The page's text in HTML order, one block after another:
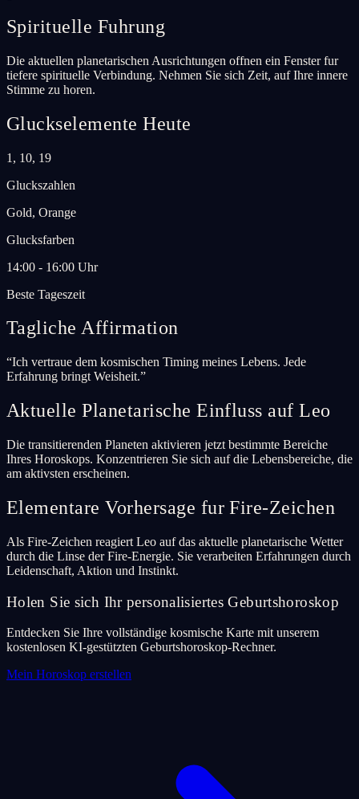
Spirituelle Fuhrung
Die aktuellen planetarischen Ausrichtungen offnen ein Fenster fur
tiefere spirituelle Verbindung. Nehmen Sie sich Zeit, auf Ihre innere
Stimme zu horen.
Gluckselemente Heute
1, 10, 19
Gluckszahlen
Gold, Orange
Glucksfarben
14:00 - 16:00 Uhr
Beste Tageszeit
Tagliche Affirmation
“Ich vertraue dem kosmischen Timing meines Lebens. Jede
Erfahrung bringt Weisheit.”
Aktuelle Planetarische Einfluss auf Leo
Die transitierenden Planeten aktivieren jetzt bestimmte Bereiche
Ihres Horoskops. Konzentrieren Sie sich auf die Lebensbereiche, die
am aktivsten erscheinen.
Elementare Vorhersage fur Fire-Zeichen
Als Fire-Zeichen reagiert Leo auf das aktuelle planetarische Wetter
durch die Linse der Fire-Energie. Sie verarbeiten Erfahrungen durch
Leidenschaft, Aktion und Instinkt.
Holen Sie sich Ihr personalisiertes Geburtshoroskop
Entdecken Sie Ihre vollständige kosmische Karte mit unserem
kostenlosen KI-gestützten Geburtshoroskop-Rechner.
Mein Horoskop erstellen